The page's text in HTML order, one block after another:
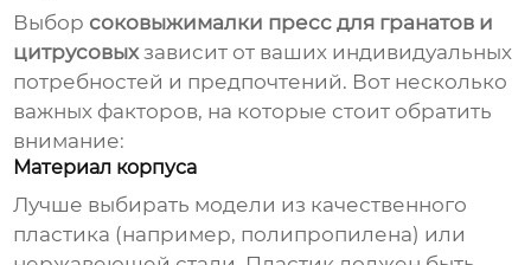
Выбор соковыжималки пресс для гранатов и
цитрусовыхзависит от ваших индивидуальных
потребностей и предпочтений. Вот несколько
важных факторов, на которые стоит обратить
внимание:
Материал корпуса
Лучше выбирать модели из качественного
пластика (например, полипропилена) или